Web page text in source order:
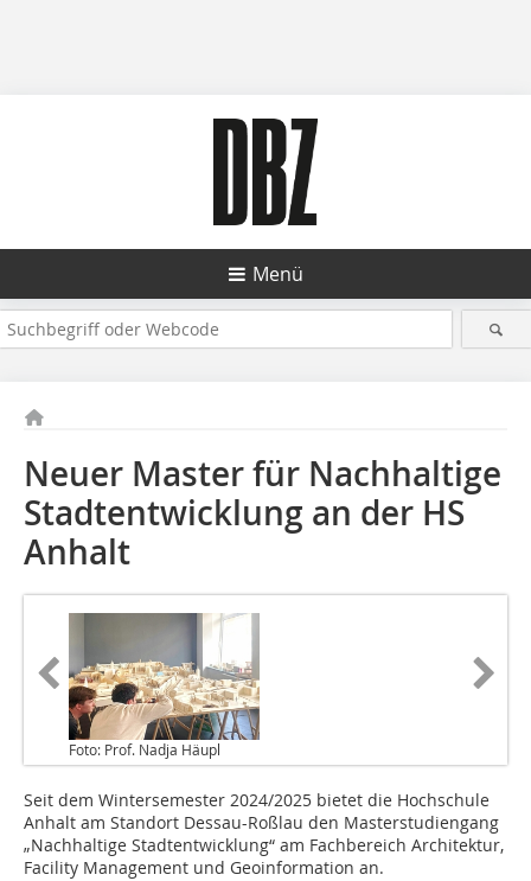
Menü
Neuer Master für Nachhaltige
Stadtentwicklung an der HS
Anhalt
Foto: Prof. Nadja Häupl
Seit dem Wintersemester 2024/2025 bietet die Hochschule
Anhalt am Standort Dessau-Roßlau den Masterstudiengang
„Nachhaltige Stadtentwicklung“ am Fachbereich Architektur,
Facility Management und Geoinformation an.